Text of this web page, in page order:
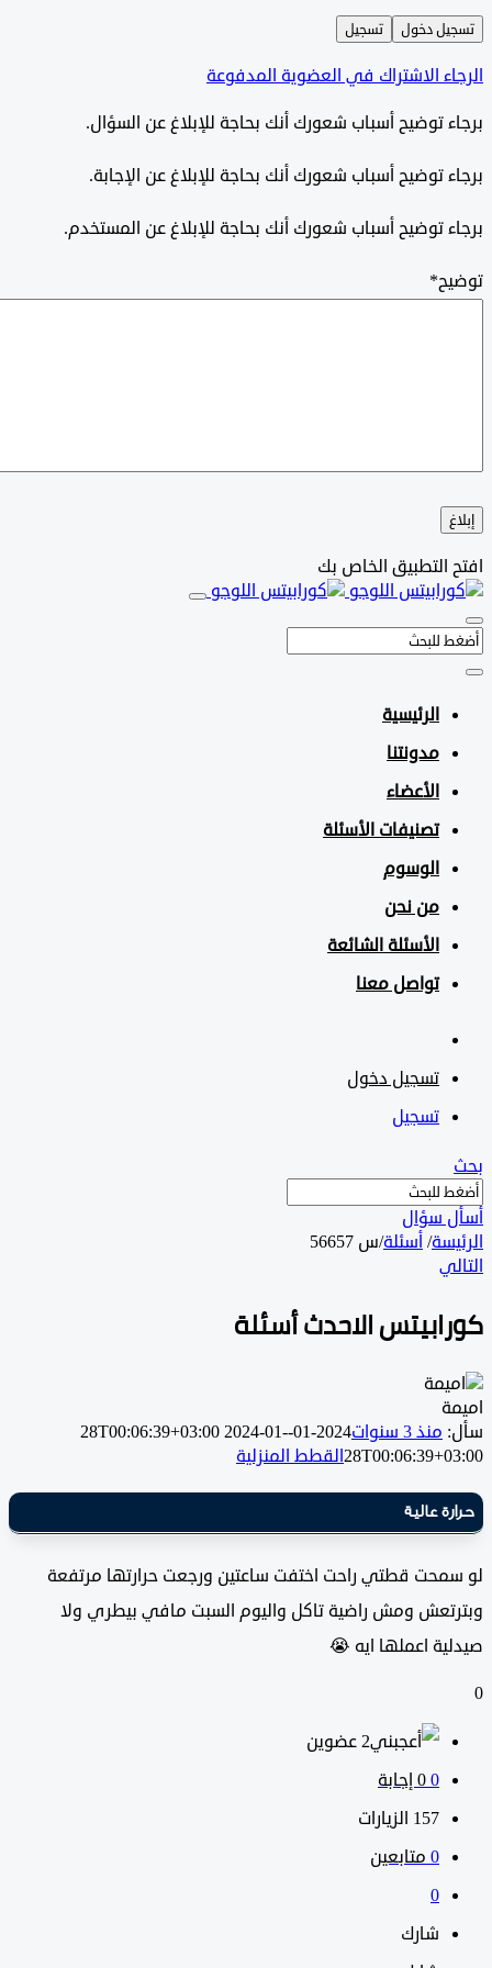
دخول تسجيل
الاشتراك في العضوية المدفوعة
توضيح أسباب شعورك أنك بحاجة للإبلاغ عن السؤال.
توضيح أسباب شعورك أنك بحاجة للإبلاغ عن الإجابة.
توضيح أسباب شعورك أنك بحاجة للإبلاغ عن المستخدم.
*
التطبيق الخاص بك
الرئيسية
مدونتنا
الأعضاء
تصنيفات الأسئلة
الوسوم
من نحن
الأسئلة الشائعة
تواصل معنا
تسجيل دخول
تسجيل
سؤال
/ أسئلة/س 56657
الاحدث أسئلة
منذ 3 سنوات 2024-01-28T00:06:39+03:00
2024-01-
القطط المنزلية
عالية
قطتي راحت اختفت ساعتين ورجعت حرارتها مرتفعة
ومش راضية تاكل واليوم السبت مافي بيطري ولا
اعملها ايه 😭
‫2 عضوين
157 الزيارات
متابعين
شارك